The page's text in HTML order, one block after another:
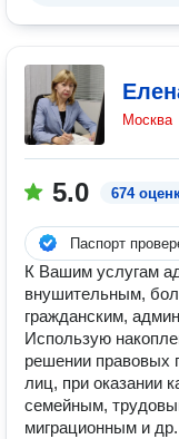
Москва
5.0 674
Паспорт
К Вашим услугам
внушительным,
гражданским,
Использую
решении правовых
лиц, при оказании
семейным,
миграционным и